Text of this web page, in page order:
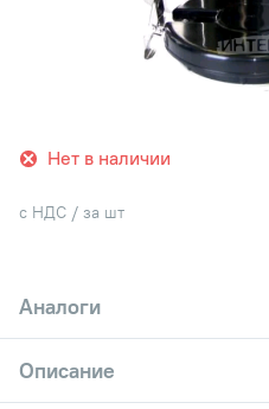
Нет в наличии
с НДС / за шт
Аналоги
Описание